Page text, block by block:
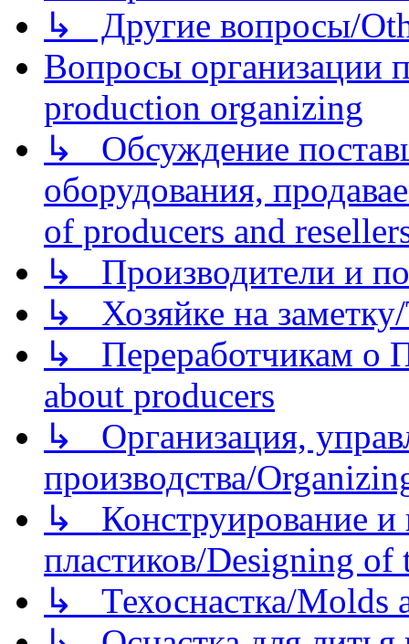
↳ Другие вопросы/
Вопросы организации
production organizing
↳ Обсуждение
оборудования,
of producers and
↳ Производители и
↳ Хозяйке на
↳ Переработчикам о
about producers
↳ Организация,
производства/
↳ Конструирование и
пластиков/Designing of
↳ Техоснастка/Molds